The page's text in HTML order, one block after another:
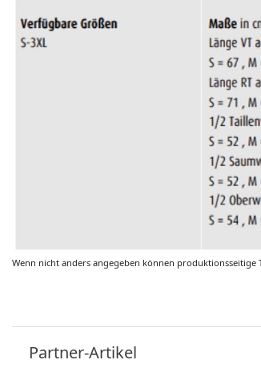
Wenn nicht anders angegeben können
Partner-Artikel